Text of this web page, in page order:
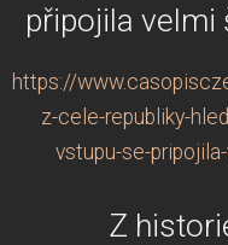
připojila velmi
https://
z-cele-republiky-
vstupu-se-
Z